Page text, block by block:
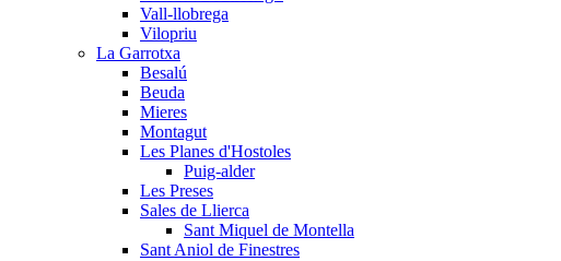
Vall-llobrega
Vilopriu
La Garrotxa
Besalú
Beuda
Mieres
Montagut
Les Planes d'Hostoles
Puig-alder
Les Preses
Sales de Llierca
Sant Miquel de Montella
Sant Aniol de Finestres